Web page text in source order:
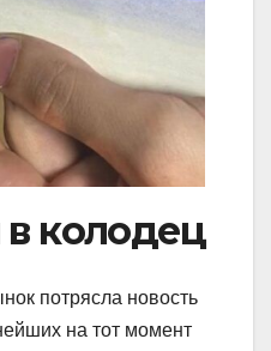
колодец
потрясла новость
на тот момент